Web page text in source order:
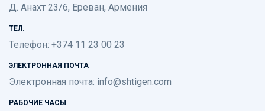
Д. Анахт 23/6, Ереван, Армения
ТЕЛ.
Телефон: +374 11 23 00 23
ЭЛЕКТРОННАЯ ПОЧТА
Электронная почта: info@shtigen.com
РАБОЧИЕ ЧАСЫ